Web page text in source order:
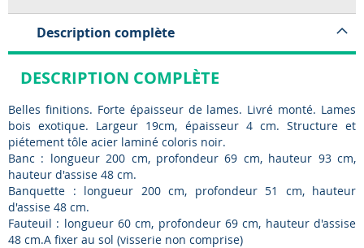
Description complète
DESCRIPTION COMPLÈTE
Belles finitions. Forte épaisseur de lames. Livré monté. Lames
bois exotique. Largeur 19cm, épaisseur 4 cm. Structure et
piétement tôle acier laminé coloris noir.
Banc : longueur 200 cm, profondeur 69 cm, hauteur 93 cm,
hauteur d'assise 48 cm.
Banquette : longueur 200 cm, profondeur 51 cm, hauteur
d'assise 48 cm.
Fauteuil : longueur 60 cm, profondeur 69 cm, hauteur d'assise
48 cm.A fixer au sol (visserie non comprise)